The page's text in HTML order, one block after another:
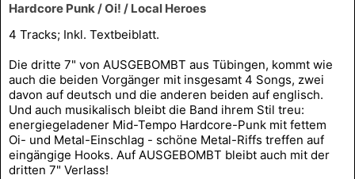
Hardcore Punk / Oi! / Local Heroes
4 Tracks; Inkl. Textbeiblatt.
Die dritte 7" von AUSGEBOMBT aus Tübingen, kommt wie
auch die beiden Vorgänger mit insgesamt 4 Songs, zwei
davon auf deutsch und die anderen beiden auf englisch.
Und auch musikalisch bleibt die Band ihrem Stil treu:
energiegeladener Mid-Tempo Hardcore-Punk mit fettem
Oi- und Metal-Einschlag - schöne Metal-Riffs treffen auf
eingängige Hooks. Auf AUSGEBOMBT bleibt auch mit der
dritten 7" Verlass!